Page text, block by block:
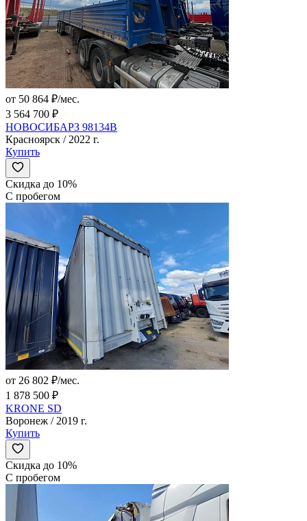
от 50 864 ₽/мес.
3 564 700 ₽
НОВОСИБАРЗ 98134B
Красноярск / 2022 г.
Купить
Скидка до 10%
С пробегом
от 26 802 ₽/мес.
1 878 500 ₽
KRONE SD
Воронеж / 2019 г.
Купить
Скидка до 10%
С пробегом